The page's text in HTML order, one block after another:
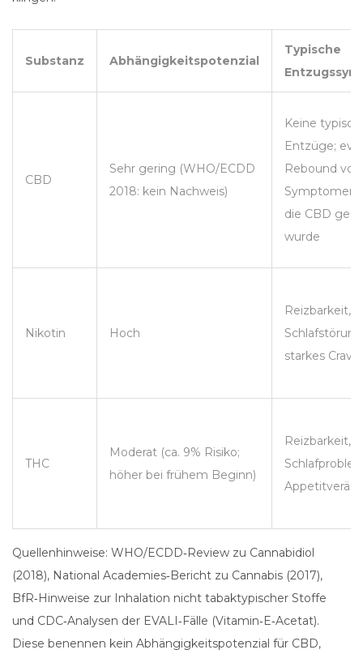
Substanz Abhängigkeitspotenzial
Typische
CBD
Sehr gering (WHO/ECDD
2018: kein Nachweis)
Keine
Entzüge; evtl.
Rebound von
Symptomen,
die CBD
wurde
Nikotin Hoch
Reizbarkeit,
starkes
THC
Moderat (ca. 9% Risiko;
höher bei frühem Beginn)
Reizbarkeit,
Quellenhinweise: WHO/ECDD‑Review zu Cannabidiol
(2018), National Academies‑Bericht zu Cannabis (2017),
BfR‑Hinweise zur Inhalation nicht tabaktypischer Stoffe
und CDC‑Analysen der EVALI‑Fälle (Vitamin‑E‑Acetat).
Diese benennen kein Abhängigkeitspotenzial für CBD,